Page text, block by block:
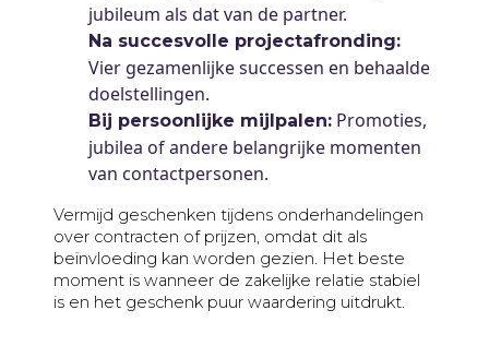
jubileum als dat van de partner.
Na succesvolle projectafronding:
Vier gezamenlijke successen en behaalde
doelstellingen.
Bij persoonlijke mijlpalen: Promoties,
jubilea of andere belangrijke momenten
van contactpersonen.
Vermijd geschenken tijdens onderhandelingen
over contracten of prijzen, omdat dit als
beïnvloeding kan worden gezien. Het beste
moment is wanneer de zakelijke relatie stabiel
is en het geschenk puur waardering uitdrukt.